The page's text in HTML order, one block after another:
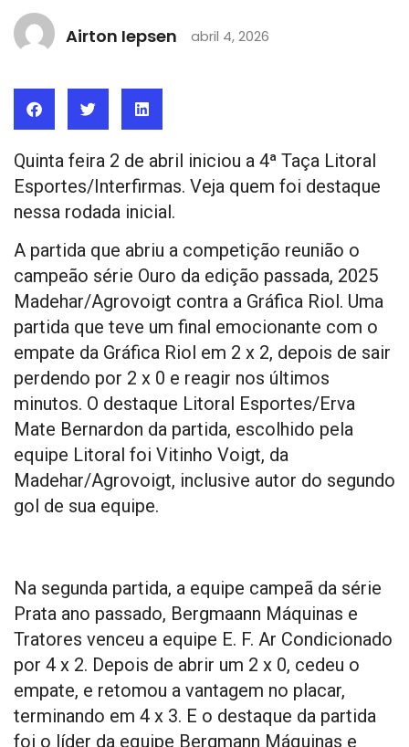
Airton Iepsen abril 4, 2026
Quinta feira 2 de abril iniciou a 4ª Taça Litoral
Esportes/Interfirmas. Veja quem foi destaque
nessa rodada inicial.
A partida que abriu a competição reunião o
campeão série Ouro da edição passada, 2025
Madehar/Agrovoigt contra a Gráfica Riol. Uma
partida que teve um final emocionante com o
empate da Gráfica Riol em 2 x 2, depois de sair
perdendo por 2 x 0 e reagir nos últimos
minutos. O destaque Litoral Esportes/Erva
Mate Bernardon da partida, escolhido pela
equipe Litoral foi Vitinho Voigt, da
Madehar/Agrovoigt, inclusive autor do segundo
gol de sua equipe.
Na segunda partida, a equipe campeã da série
Prata ano passado, Bergmaann Máquinas e
Tratores venceu a equipe E. F. Ar Condicionado
por 4 x 2. Depois de abrir um 2 x 0, cedeu o
empate, e retomou a vantagem no placar,
terminando em 4 x 3. E o destaque da partida
foi o líder da equipe Bergmann Máquinas e